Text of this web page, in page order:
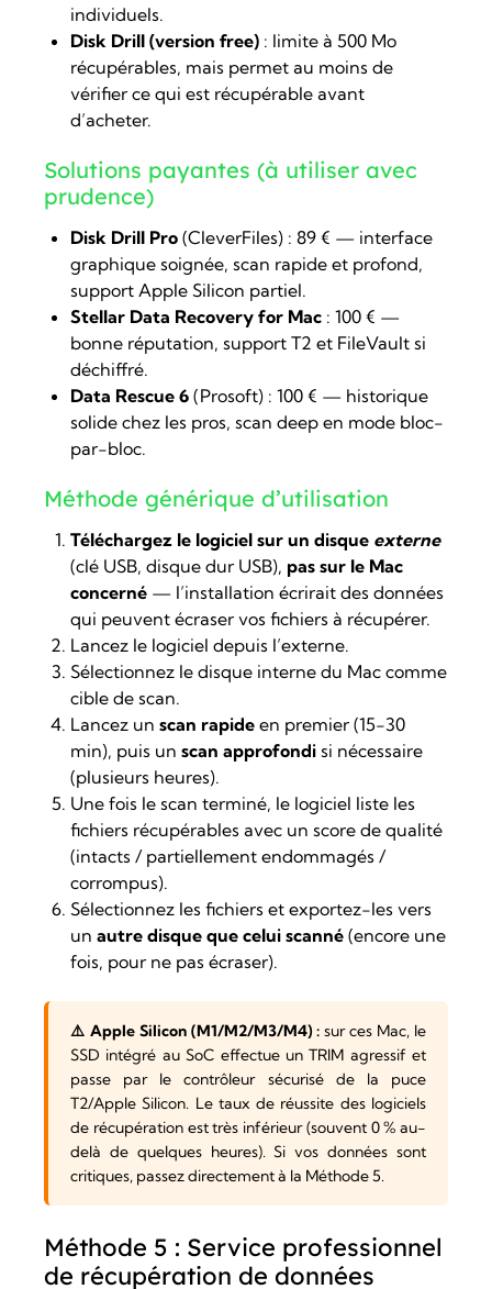
individuels.
Disk Drill (version free) : limite à 500 Mo
récupérables, mais permet au moins de
vérifier ce qui est récupérable avant
d’acheter.
Solutions payantes (à utiliser avec
prudence)
Disk Drill Pro (CleverFiles) : 89 € — interface
graphique soignée, scan rapide et profond,
support Apple Silicon partiel.
Stellar Data Recovery for Mac : 100 € —
bonne réputation, support T2 et FileVault si
déchiffré.
Data Rescue 6 (Prosoft) : 100 € — historique
solide chez les pros, scan deep en mode bloc-
par-bloc.
Méthode générique d’utilisation
Téléchargez le logiciel sur un disque externe
(clé USB, disque dur USB), pas sur le Mac
concerné — l’installation écrirait des données
qui peuvent écraser vos fichiers à récupérer.
Lancez le logiciel depuis l’externe.
Sélectionnez le disque interne du Mac comme
cible de scan.
Lancez un scan rapide en premier (15-30
min), puis un scan approfondi si nécessaire
(plusieurs heures).
Une fois le scan terminé, le logiciel liste les
fichiers récupérables avec un score de qualité
(intacts / partiellement endommagés /
corrompus).
Sélectionnez les fichiers et exportez-les vers
un autre disque que celui scanné (encore une
fois, pour ne pas écraser).
⚠️ Apple Silicon (M1/M2/M3/M4) : sur ces Mac, le
SSD intégré au SoC effectue un TRIM agressif et
passe par le contrôleur sécurisé de la puce
T2/Apple Silicon. Le taux de réussite des logiciels
de récupération est très inférieur (souvent 0 % au-
delà de quelques heures). Si vos données sont
critiques, passez directement à la Méthode 5.
Méthode 5 : Service professionnel
de récupération de données